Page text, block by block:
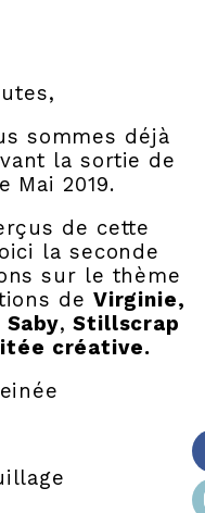
sommes déjà
la sortie de
Mai 2019.
de cette
la seconde
sur le thème
de Virginie,
Saby, Stillscrap
créative.